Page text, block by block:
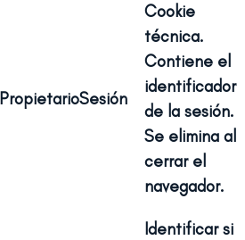
PropietarioSesión
Cookie
técnica.
Contiene el
identificador
de la sesión.
Se elimina al
cerrar el
navegador.
Identificar si